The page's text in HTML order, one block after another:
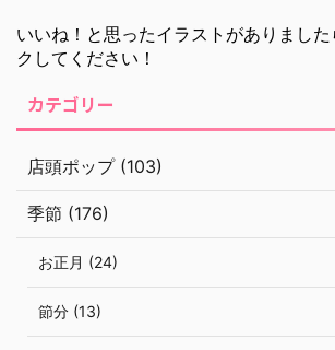
いいね！と思ったイラストがありまし
クしてください！
カテゴリー
店頭ポップ (103)
季節 (176)
お正月 (24)
節分 (13)